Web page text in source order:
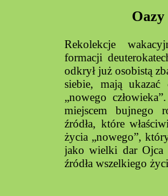
Oazy
Rekolekcje
formacji
odkrył już osobistą
siebie, mają
„nowego
miejscem bujnego
źródła, które
życia „nowego”,
jako wielki dar Ojca
źródła wszelkiego